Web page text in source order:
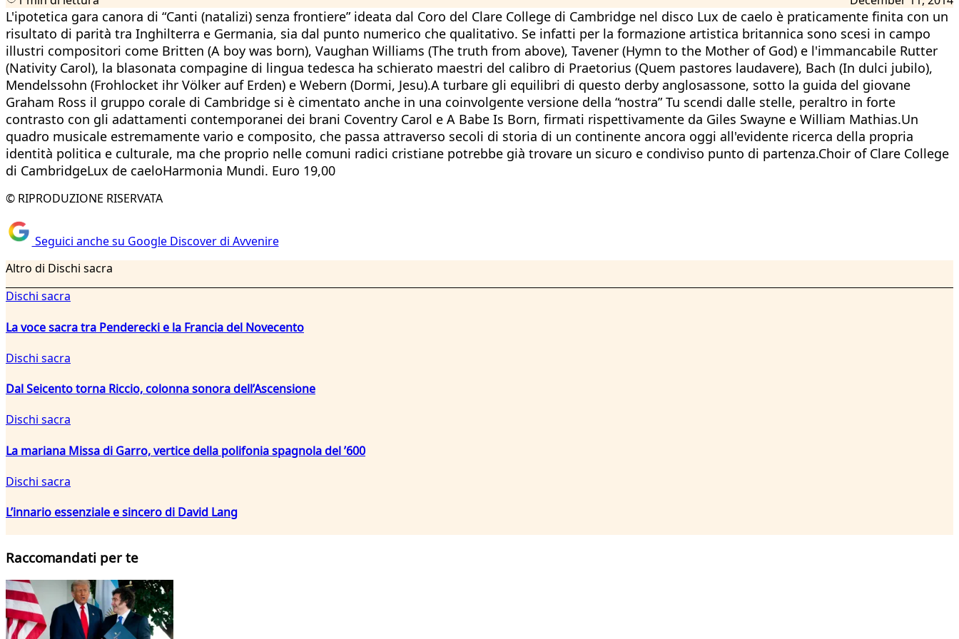
L'ipotetica gara canora di “Canti (natalizi) senza frontiere” ideata dal Coro del Clare College di Cambridge nel disco Lux de caelo è praticamente finita con un
risultato di parità tra Inghilterra e Germania, sia dal punto numerico che qualitativo. Se infatti per la formazione artistica britannica sono scesi in campo
illustri compositori come Britten (A boy was born), Vaughan Williams (The truth from above), Tavener (Hymn to the Mother of God) e l'immancabile Rutter
(Nativity Carol), la blasonata compagine di lingua tedesca ha schierato maestri del calibro di Praetorius (Quem pastores laudavere), Bach (In dulci jubilo),
Mendelssohn (Frohlocket ihr Völker auf Erden) e Webern (Dormi, Jesu).A turbare gli equilibri di questo derby anglosassone, sotto la guida del giovane
Graham Ross il gruppo corale di Cambridge si è cimentato anche in una coinvolgente versione della “nostra” Tu scendi dalle stelle, peraltro in forte
contrasto con gli adattamenti contemporanei dei brani Coventry Carol e A Babe Is Born, firmati rispettivamente da Giles Swayne e William Mathias.Un
quadro musicale estremamente vario e composito, che passa attraverso secoli di storia di un continente ancora oggi all'evidente ricerca della propria
identità politica e culturale, ma che proprio nelle comuni radici cristiane potrebbe già trovare un sicuro e condiviso punto di partenza.Choir of Clare College
di CambridgeLux de caeloHarmonia Mundi. Euro 19,00
© RIPRODUZIONE RISERVATA
Seguici anche su Google Discover di Avvenire
Altro di Dischi sacra
Dischi sacra
La voce sacra tra Penderecki e la Francia del Novecento
Dischi sacra
Dal Seicento torna Riccio, colonna sonora dell’Ascensione
Dischi sacra
La mariana Missa di Garro, vertice della polifonia spagnola del ’600
Dischi sacra
L’innario essenziale e sincero di David Lang
Raccomandati per te